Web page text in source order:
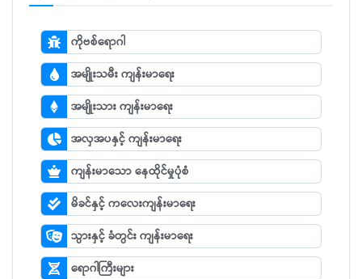
ကိုဗစ်ရောဂါ
အမျိုးသမီး ကျန်းမာရေး
အမျိုးသား ကျန်းမာရေး
အလှအပနှင့် ကျန်းမာရေး
ကျန်းမာသော နေထိုင်မှုပုံစံ
မိခင်နှင့် ကလေးကျန်းမာရေး
သွားနှင့် ခံတွင်း ကျန်းမာရေး
ရောဂါကြီးများ